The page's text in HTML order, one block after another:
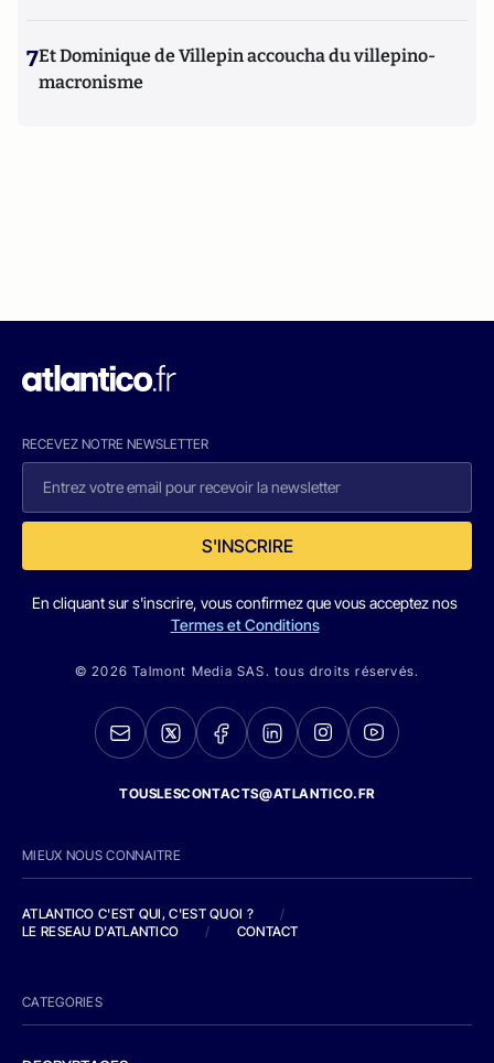
7Et Dominique de Villepin accoucha du villepino-
macronisme
RECEVEZ NOTRE NEWSLETTER
S'INSCRIRE
En cliquant sur s'inscrire, vous confirmez que vous acceptez nos
Termes et Conditions
© 2026 Talmont Media SAS. tous droits réservés.
TOUSLESCONTACTS@ATLANTICO.FR
MIEUX NOUS CONNAITRE
ATLANTICO C'EST QUI, C'EST QUOI ?
/
LE RESEAU D'ATLANTICO
/ CONTACT
CATEGORIES